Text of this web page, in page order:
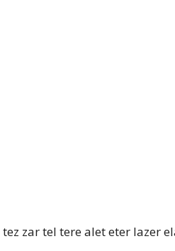
tez zar tel tere alet eter lazer